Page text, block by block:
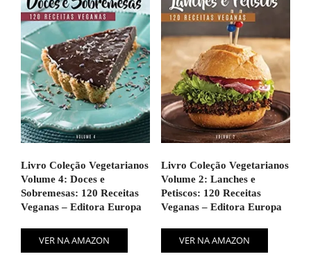
Livro Coleção Vegetarianos
Volume 4: Doces e
Sobremesas: 120 Receitas
Veganas – Editora Europa
VER NA AMAZON
Livro Coleção Vegetarianos
Volume 2: Lanches e
Petiscos: 120 Receitas
Veganas – Editora Europa
VER NA AMAZON